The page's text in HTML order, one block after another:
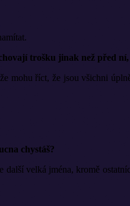
trošku jinak než před ní,
říct, že jsou všichni
chystáš?
velká jména, kromě